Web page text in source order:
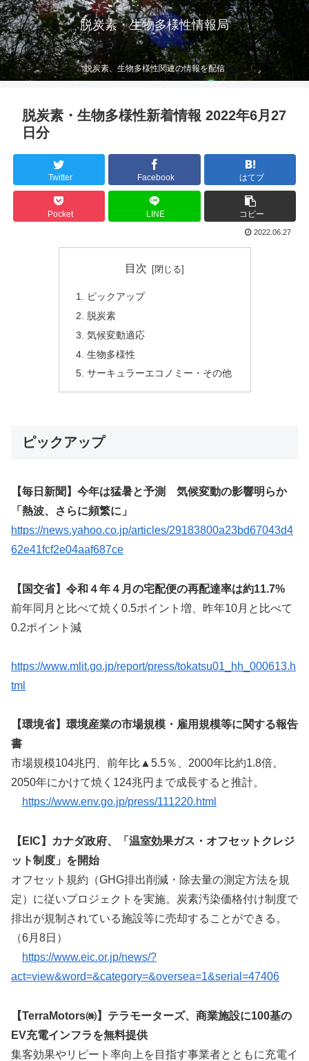
脱炭素・生物多様性情報局
脱炭素、生物多様性関連の情報を配信
脱炭素・生物多様性新着情報 2022年6月27
日分
Twitter Facebook はてブ
Pocket LINE コピー
2022.06.27
目次
ピックアップ
脱炭素
気候変動適応
生物多様性
サーキュラーエコノミー・その他
ピックアップ
【毎日新聞】今年は猛暑と予測 気候変動の影響明らか
「熱波、さらに頻繁に」
https://news.yahoo.co.jp/articles/29183800a23bd67043d4
62e41fcf2e04aaf687ce
【国交省】令和４年４月の宅配便の再配達率は約11.7%
前年同月と比べて焼く0.5ポイント増、昨年10月と比べて
0.2ポイント減
https://www.mlit.go.jp/report/press/tokatsu01_hh_000613.h
tml
【環境省】環境産業の市場規模・雇用規模等に関する報告
書
市場規模104兆円、前年比▲5.5％、2000年比約1.8倍。
2050年にかけて焼く124兆円まで成長すると推計。
https://www.env.go.jp/press/111220.html
【EIC】カナダ政府、「温室効果ガス・オフセットクレジ
ット制度」を開始
オフセット規約（GHG排出削減・除去量の測定方法を規
定）に従いプロジェクトを実施。炭素汚染価格付け制度で
排出が規制されている施設等に売却することができる。
（6月8日）
https://www.eic.or.jp/news/?
act=view&word=&category=&oversea=1&serial=47406
【TerraMotors㈱】テラモーターズ、商業施設に100基の
EV充電インフラを無料提供
集客効果やリピート率向上を目指す事業者とともに充電イ